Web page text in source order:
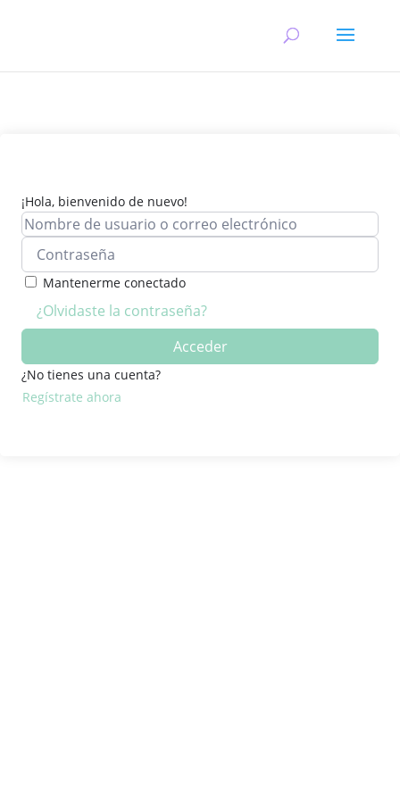
¡Hola, bienvenido de nuevo!
Mantenerme conectado
¿Olvidaste la contraseña?
Acceder
¿No tienes una cuenta?
Regístrate ahora